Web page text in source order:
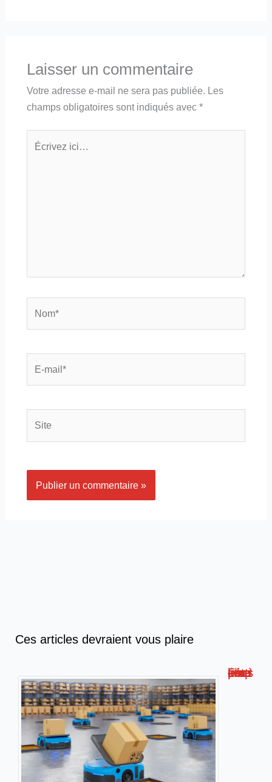
Laisser un commentaire
Votre adresse e-mail ne sera pas publiée. Les
champs obligatoires sont indiqués avec *
Ces articles devraient vous plaire
Formation livreur amazon : compétences, étapes et conseils !